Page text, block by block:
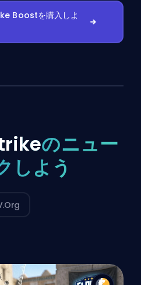
Boostを購入しよ
のニュー
しよう